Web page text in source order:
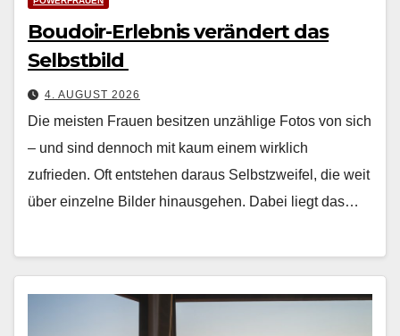
Boudoir-Erlebnis verändert das
Selbstbild
4. AUGUST 2026
Die meis­ten Frauen besitzen unzäh­lige Fotos von sich
– und sind den­noch mit kaum einem wirk­lich
zufrieden. Oft entste­hen daraus Selb­stzweifel, die weit
über einzelne Bilder hin­aus­ge­hen. Dabei liegt das…